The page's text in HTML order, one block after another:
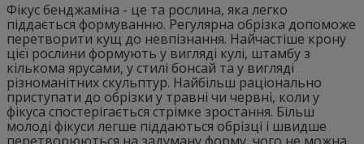
Фікус бенджаміна - це та рослина, яка легко
піддається формуванню. Регулярна обрізка допоможе
перетворити кущ до невпізнання. Найчастіше крону
цієї рослини формують у вигляді кулі, штамбу з
кількома ярусами, у стилі бонсай та у вигляді
різноманітних скульптур. Найбільш раціонально
приступати до обрізки у травні чи червні, коли у
фікуса спостерігається стрімке зростання. Більш
молоді фікуси легше піддаються обрізці і швидше